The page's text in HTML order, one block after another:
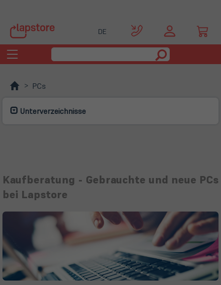
DE
Toggle
navigation
PCs
Unterverzeichnisse
Kaufberatung - Gebrauchte und neue PCs
bei Lapstore